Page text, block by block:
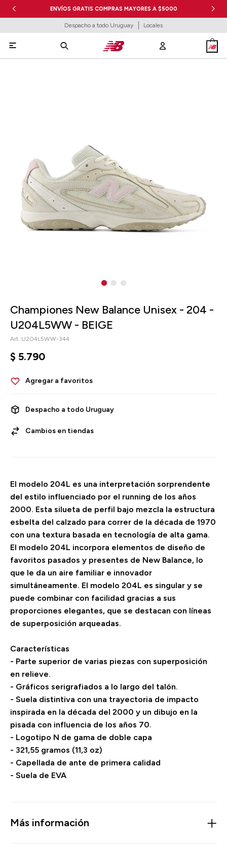
ENVÍOS GRATIS COMPRAS MAYORES A $5000
Despacho a todo Uruguay Locales

Championes New Balance Unisex - 204 -
U204L5WW - BEIGE
U204L5WW-344
$ 5.790
Despacho a todo Uruguay
Cambios en tiendas
El modelo 204L es una interpretación sorprendente
del estilo influenciado por el running de los años
2000. Esta silueta de perfil bajo mezcla la estructura
esbelta del calzado para correr de la década de 1970
con una textura basada en tecnología de alta gama.
El modelo 204L incorpora elementos de diseño de
favoritos pasados y presentes de New Balance, lo
que le da un aire familiar e innovador
simultáneamente. El modelo 204L es singular y se
puede combinar con facilidad gracias a sus
proporciones elegantes, que se destacan con líneas
de superposición arqueadas.
Características
- Parte superior de varias piezas con superposición
en relieve.
- Gráficos serigrafiados a lo largo del talón.
- Suela distintiva con una trayectoria de impacto
inspirada en la década del 2000 y un dibujo en la
pisada con influencia de los años 70.
- Logotipo N de gama de doble capa
- 321,55 gramos (11,3 oz)
- Capellada de ante de primera calidad
- Suela de EVA
Más información